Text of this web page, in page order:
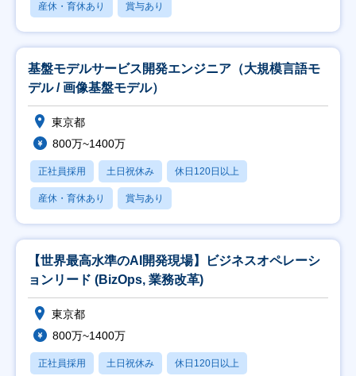
産休・育休あり 賞与あり
基盤モデルサービス開発エンジニア（大規模言語モ
デル / 画像基盤モデル）
東京都
800万~1400万
正社員採用 土日祝休み 休日120日以上
産休・育休あり 賞与あり
【世界最高水準のAI開発現場】ビジネスオペレーシ
ョンリード (BizOps, 業務改革)
東京都
800万~1400万
正社員採用 土日祝休み 休日120日以上